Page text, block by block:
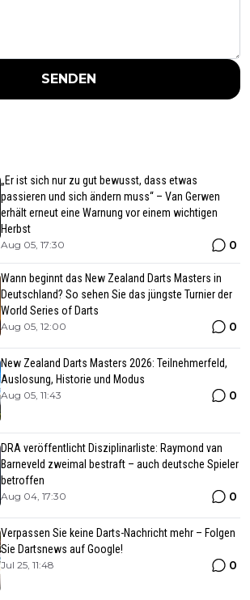
SENDEN
„Er ist sich nur zu gut bewusst, dass etwas
passieren und sich ändern muss“ – Van Gerwen
erhält erneut eine Warnung vor einem wichtigen
Herbst
Aug 05, 17:30 0
Wann beginnt das New Zealand Darts Masters in
Deutschland? So sehen Sie das jüngste Turnier der
World Series of Darts
Aug 05, 12:00 0
New Zealand Darts Masters 2026: Teilnehmerfeld,
Auslosung, Historie und Modus
Aug 05, 11:43 0
DRA veröffentlicht Disziplinarliste: Raymond van
Barneveld zweimal bestraft – auch deutsche Spieler
betroffen
Aug 04, 17:30 0
Verpassen Sie keine Darts-Nachricht mehr – Folgen
Sie Dartsnews auf Google!
Jul 25, 11:48 0